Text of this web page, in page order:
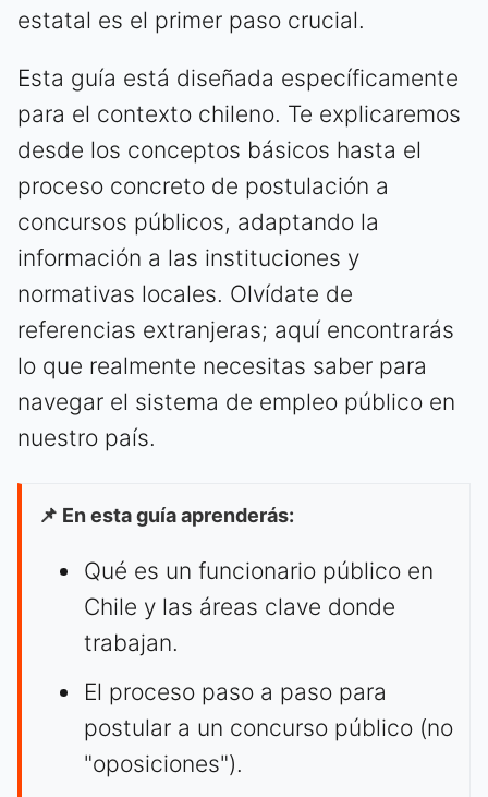
estatal es el primer paso crucial.
Esta guía está diseñada específicamente
para el contexto chileno. Te explicaremos
desde los conceptos básicos hasta el
proceso concreto de postulación a
concursos públicos, adaptando la
información a las instituciones y
normativas locales. Olvídate de
referencias extranjeras; aquí encontrarás
lo que realmente necesitas saber para
navegar el sistema de empleo público en
nuestro país.
📌 En esta guía aprenderás:
Qué es un funcionario público en
Chile y las áreas clave donde
trabajan.
El proceso paso a paso para
postular a un concurso público (no
"oposiciones").